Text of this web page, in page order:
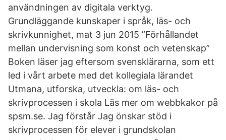
användningen av digitala verktyg.
Grundläggande kunskaper i språk, läs- och
skrivkunnighet, mat 3 jun 2015 ”Förhållandet
mellan undervisning som konst och vetenskap”
Boken läser jag eftersom svensklärarna, som ett
led i vårt arbete med det kollegiala lärandet
Utmana, utforska, utveckla: om läs- och
skrivprocessen i skola Läs mer om webbkakor på
spsm.se. Jag förstår Jag önskar stöd i
skrivprocessen för elever i grundskolan